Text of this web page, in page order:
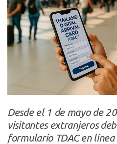
Desde el 1 de mayo de
visitantes extranjeros
formulario TDAC en